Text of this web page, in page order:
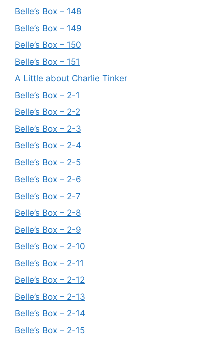
Belle’s Box – 148
Belle’s Box – 149
Belle’s Box – 150
Belle’s Box – 151
A Little about Charlie Tinker
Belle’s Box – 2-1
Belle’s Box – 2-2
Belle’s Box – 2-3
Belle’s Box – 2-4
Belle’s Box – 2-5
Belle’s Box – 2-6
Belle’s Box – 2-7
Belle’s Box – 2-8
Belle’s Box – 2-9
Belle’s Box – 2-10
Belle’s Box – 2-11
Belle’s Box – 2-12
Belle’s Box – 2-13
Belle’s Box – 2-14
Belle’s Box – 2-15